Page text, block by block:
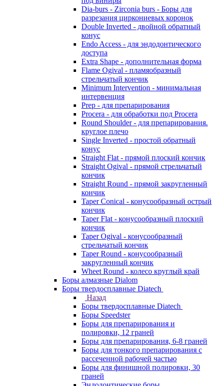
Dia-burs - Zirconia burs - Боры для
разрезания циркониевых коронок
Double Inverted - двойной обратный
конус
Endo Access - для эндодонтического
доступа
Extra Shape - дополнительная форма
Flame Ogival - пламяобразный
стрельчатый кончик
Minimum Intervention - минимальная
интервенция
Prep - для препарирования
Procera - для обработки под Procera
Round Shoulder - для препарирования.
круглое плечо
Single Inverted - простой обратный
конус
Straight Flat - прямой плоский кончик
Straight Ogival - прямой стрельчатый
кончик
Straight Round - прямой закругленный
кончик
Taper Conical - конусообразный острый
кончик
Taper Flat - конусообразный плоский
кончик
Taper Ogival - конусообразный
стрельчатый кончик
Taper Round - конусообразный
закругленный кончик
Wheet Round - колесо круглый край
Боры алмазные Dialom
Боры твердосплавные Diatech
Назад
Боры твердосплавные Diatech
Боры Speedster
Боры для препарирования и
полировки, 12 граней
Боры для препарирования, 6-8 граней
Боры для тонкого препарирования с
рассеченной рабочей частью
Боры для финишной полировки, 30
граней